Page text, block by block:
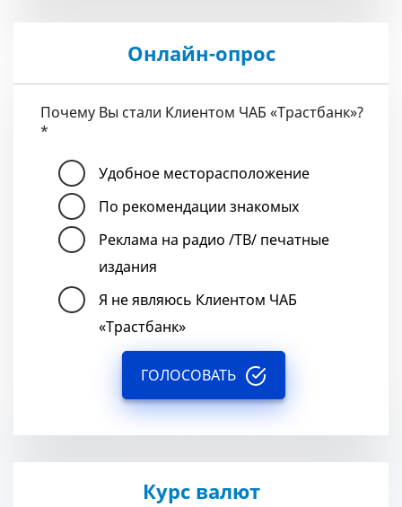
Онлайн-опрос
Почему Вы стали Клиентом ЧАБ «Трастбанк»?
*
Удобное месторасположение
По рекомендации знакомых
Реклама на радио /ТВ/ печатные
издания
Я не являюсь Клиентом ЧАБ
«Трастбанк»
ГОЛОСОВАТЬ
Курс валют